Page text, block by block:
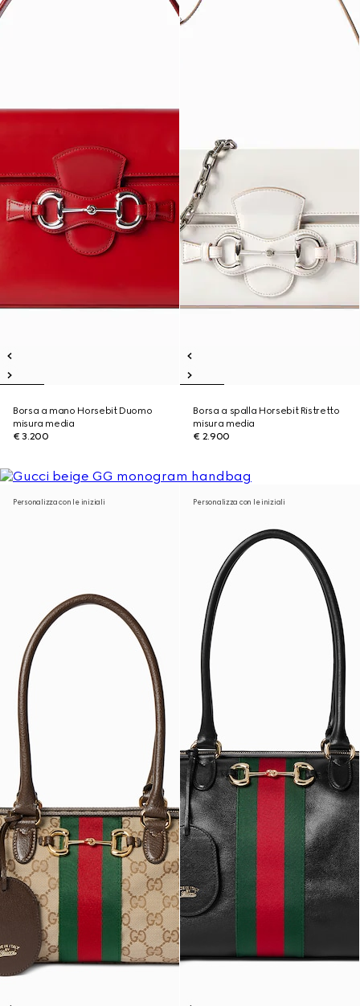
Borsa a mano Horsebit Duomo
misura media
€ 3.200
Borsa a spalla Horsebit Ristretto
misura media
€ 2.900
Personalizza con le iniziali Personalizza con le iniziali